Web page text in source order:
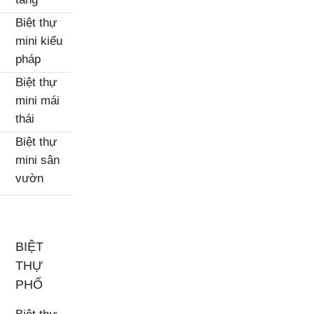
Biệt thự
mini kiểu
pháp
Biệt thự
mini mái
thái
Biệt thự
mini sân
vườn
BIỆT
THỰ
PHỐ